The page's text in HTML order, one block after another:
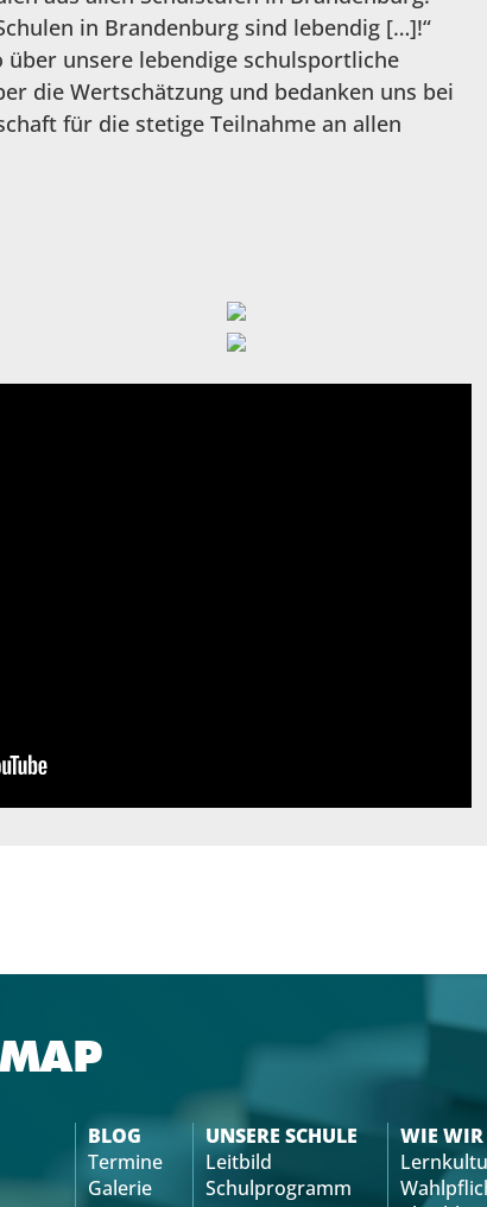
in Brandenburg sind lebendig […]!“
über unsere lebendige schulsportliche
die Wertschätzung und bedanken uns bei
für die stetige Teilnahme an allen
BLOG
Termine
Galerie
UNSERE SCHULE
Leitbild
Schulprogramm
WIE WIR